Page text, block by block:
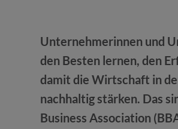
Unternehmerinnen und
den Besten lernen, den
damit die Wirtschaft in
nachhaltig stärken. Das
Business Association